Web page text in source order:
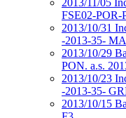
2013/11/05
FSE02-
2013/10/31
-2013-35-
2013/10/29
PON. a.s.
2013/10/23
-2013-35-
2013/10/15